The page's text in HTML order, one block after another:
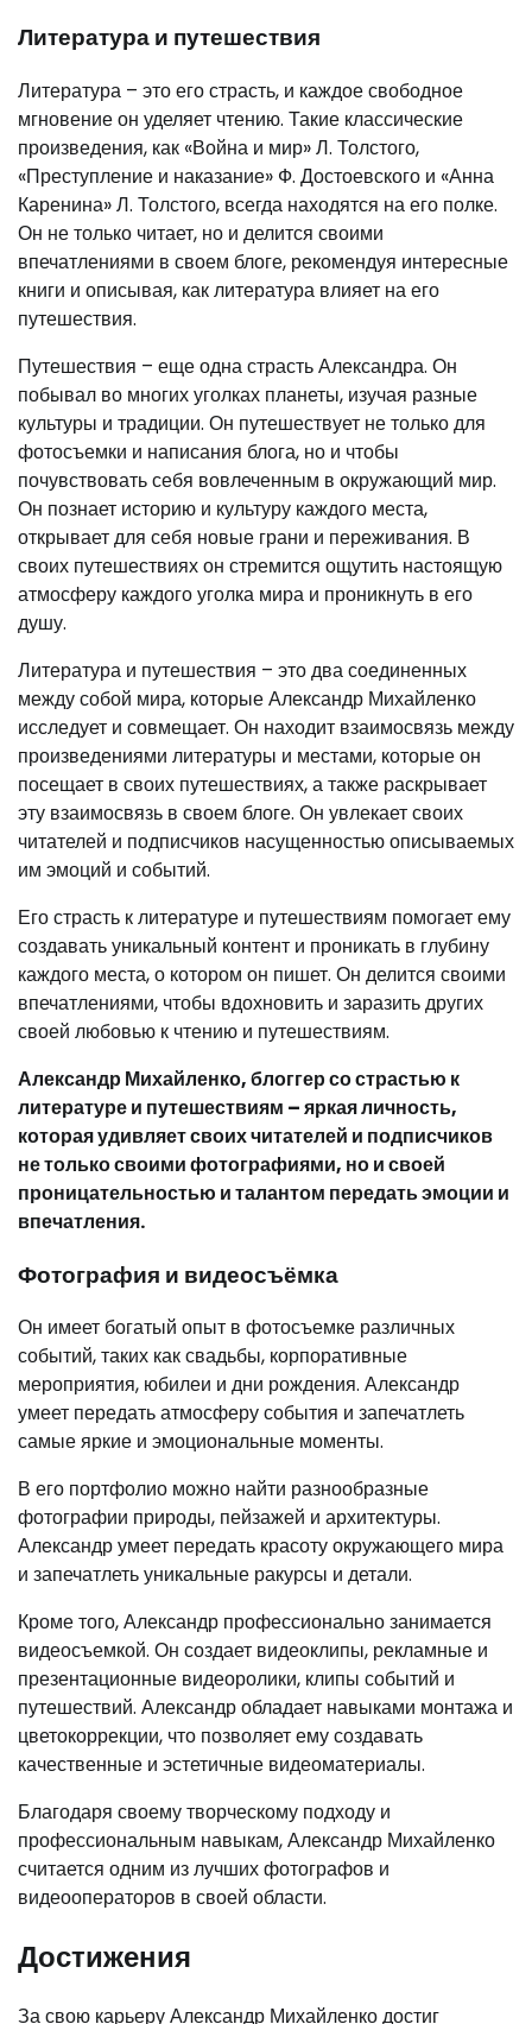
Литература и путешествия
Литература – это его страсть, и каждое свободное
мгновение он уделяет чтению. Такие классические
произведения, как «Война и мир» Л. Толстого,
«Преступление и наказание» Ф. Достоевского и «Анна
Каренина» Л. Толстого, всегда находятся на его полке.
Он не только читает, но и делится своими
впечатлениями в своем блоге, рекомендуя интересные
книги и описывая, как литература влияет на его
путешествия.
Путешествия – еще одна страсть Александра. Он
побывал во многих уголках планеты, изучая разные
культуры и традиции. Он путешествует не только для
фотосъемки и написания блога, но и чтобы
почувствовать себя вовлеченным в окружающий мир.
Он познает историю и культуру каждого места,
открывает для себя новые грани и переживания. В
своих путешествиях он стремится ощутить настоящую
атмосферу каждого уголка мира и проникнуть в его
душу.
Литература и путешествия – это два соединенных
между собой мира, которые Александр Михайленко
исследует и совмещает. Он находит взаимосвязь между
произведениями литературы и местами, которые он
посещает в своих путешествиях, а также раскрывает
эту взаимосвязь в своем блоге. Он увлекает своих
читателей и подписчиков насущенностью описываемых
им эмоций и событий.
Его страсть к литературе и путешествиям помогает ему
создавать уникальный контент и проникать в глубину
каждого места, о котором он пишет. Он делится своими
впечатлениями, чтобы вдохновить и заразить других
своей любовью к чтению и путешествиям.
Александр Михайленко, блоггер со страстью к
литературе и путешествиям – яркая личность,
которая удивляет своих читателей и подписчиков
не только своими фотографиями, но и своей
проницательностью и талантом передать эмоции и
впечатления.
Фотография и видеосъёмка
Он имеет богатый опыт в фотосъемке различных
событий, таких как свадьбы, корпоративные
мероприятия, юбилеи и дни рождения. Александр
умеет передать атмосферу события и запечатлеть
самые яркие и эмоциональные моменты.
В его портфолио можно найти разнообразные
фотографии природы, пейзажей и архитектуры.
Александр умеет передать красоту окружающего мира
и запечатлеть уникальные ракурсы и детали.
Кроме того, Александр профессионально занимается
видеосъемкой. Он создает видеоклипы, рекламные и
презентационные видеоролики, клипы событий и
путешествий. Александр обладает навыками монтажа и
цветокоррекции, что позволяет ему создавать
качественные и эстетичные видеоматериалы.
Благодаря своему творческому подходу и
профессиональным навыкам, Александр Михайленко
считается одним из лучших фотографов и
видеооператоров в своей области.
Достижения
За свою карьеру Александр Михайленко достиг